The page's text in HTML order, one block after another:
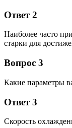
Ответ 2
Наиболее часто
старки для
Вопрос 3
Какие параметры
Ответ 3
Скорость